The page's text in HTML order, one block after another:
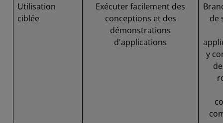
Utilisation
ciblée
Exécuter facilement des
conceptions et des
démonstrations
d'applications
de
y